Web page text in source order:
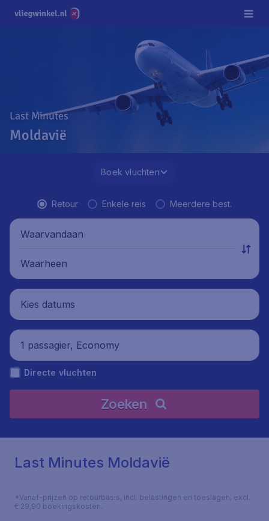
Last Minutes
Moldavië
Boek vluchten
Retour Enkele reis Meerdere best.
Waarvandaan
Waarheen
Kies datums
1 passagier, Economy
Directe vluchten
Zoeken
Last Minutes Moldavië
*Vanaf-prijzen op retourbasis, incl. belastingen en toeslagen, excl.
€ 29,90 boekingskosten.